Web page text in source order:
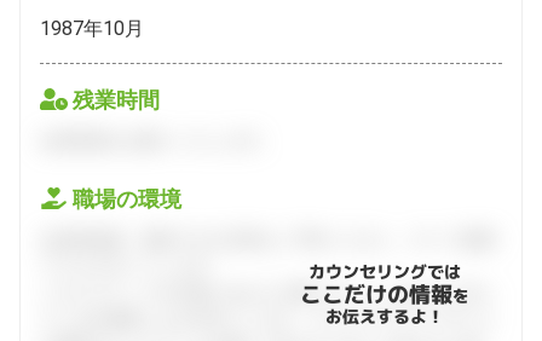
1987年10月
残業時間
職場の環境
ハタラクティブが企業とあなたの間に立って、あなたに向い
ている仕事探しをお手伝いします。キャリアアドバイザーと
カウンセリングでは
ここだけの情報を
お伝えするよ！